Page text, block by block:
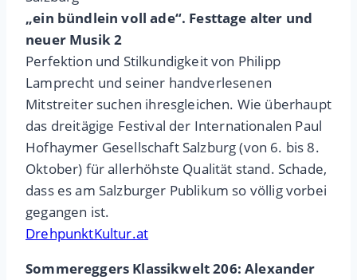
„ein bündlein voll ade“. Festtage alter und
neuer Musik 2
Perfektion und Stilkundigkeit von Philipp
Lamprecht und seiner handverlesenen
Mitstreiter suchen ihresgleichen. Wie überhaupt
das dreitägige Festival der Internationalen Paul
Hofhaymer Gesellschaft Salzburg (von 6. bis 8.
Oktober) für allerhöhste Qualität stand. Schade,
dass es am Salzburger Publikum so völlig vorbei
gegangen ist.
DrehpunktKultur.at
Sommereggers Klassikwelt 206: Alexander